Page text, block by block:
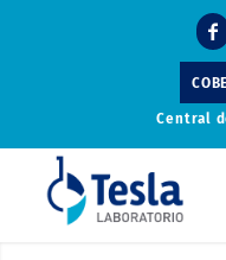
Central